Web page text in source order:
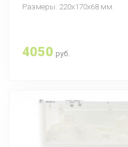
Размеры: 220х170х68 мм.
4050 руб.